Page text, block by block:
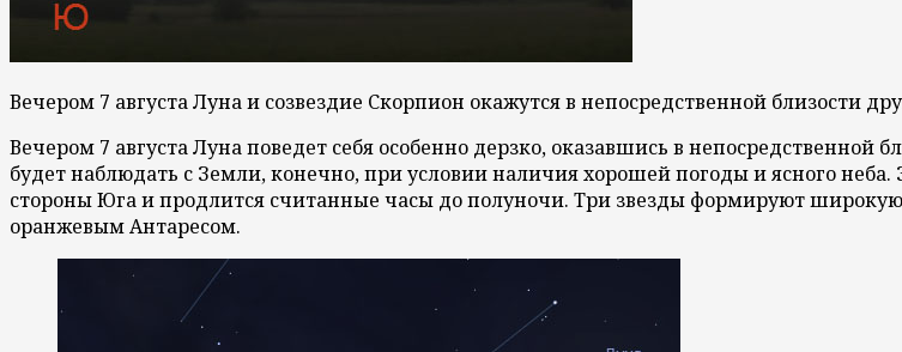
Вечером 7 августа Луна и созвездие Скорпион окажутся в непосредственной близости
Вечером 7 августа Луна поведет себя особенно дерзко, оказавшись в непосредственной
будет наблюдать с Земли, конечно, при условии наличия хорошей погоды и ясного
стороны Юга и продлится считанные часы до полуночи. Три звезды формируют широкую
оранжевым Антаресом.